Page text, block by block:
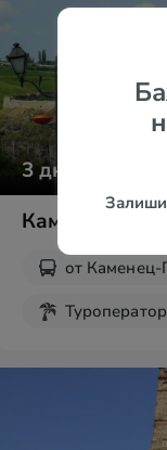
3дня
Кам’янець
от Каменец-